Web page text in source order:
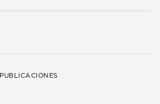
PUBLICACIONES